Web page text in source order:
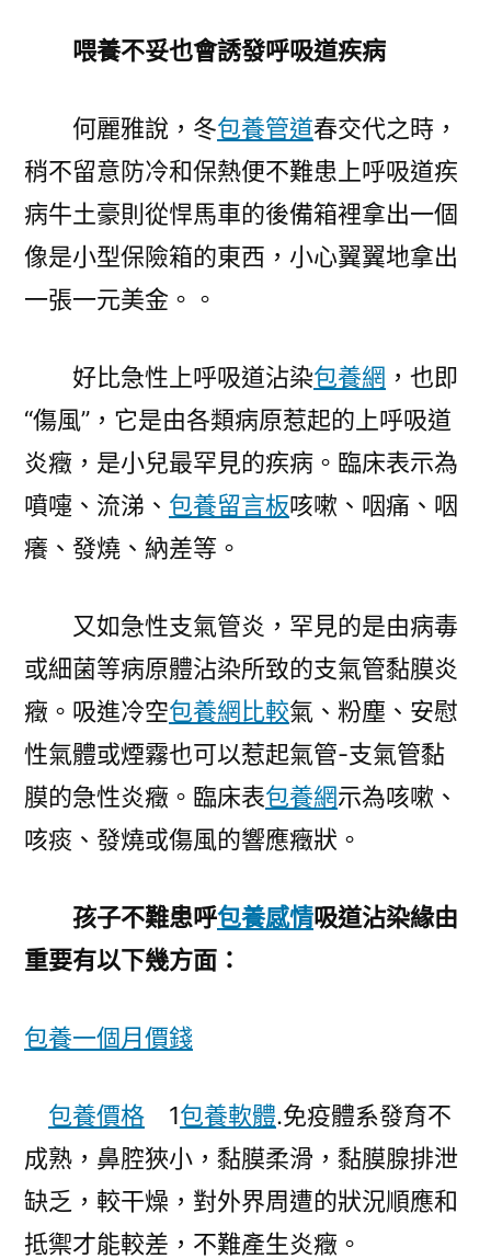
喂養不妥也會誘發呼吸道疾病
何麗雅說，冬包養管道春交代之時，
稍不留意防冷和保熱便不難患上呼吸道疾
病牛土豪則從悍馬車的後備箱裡拿出一個
像是小型保險箱的東西，小心翼翼地拿出
一張一元美金。。
好比急性上呼吸道沾染包養網 ，也即
“傷風”，它是由各類病原惹起的上呼吸道
炎癥，是小兒最罕見的疾病。臨床表示為
噴嚏、流涕、 包養留言板咳嗽、咽痛、咽
癢、發燒、納差等。
又如急性支氣管炎，罕見的是由病毒
或細菌等病原體沾染所致的支氣管黏膜炎
癥。吸進冷空包養網比較氣、粉塵、安慰
性氣體或煙霧也可以惹起氣管-支氣管黏
膜的急性炎癥。臨床表包養網示為咳嗽、
咳痰、發燒或傷風的響應癥狀。
孩子不難患呼包養感情吸道沾染緣由
重要有以下幾方面：
包養一個月價錢
包養價格 1包養軟體.免疫體系發育不
成熟，鼻腔狹小，黏膜柔滑，黏膜腺排泄
缺乏，較干燥，對外界周遭的狀況順應和
抵禦才能較差，不難產生炎癥。